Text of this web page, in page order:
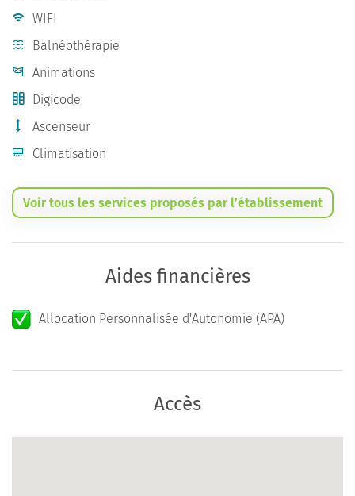
WIFI
Balnéothérapie
Animations
Digicode
Ascenseur
Climatisation
Voir tous les services proposés par l’établissement
Aides financières
Allocation Personnalisée d'Autonomie (APA)
Accès